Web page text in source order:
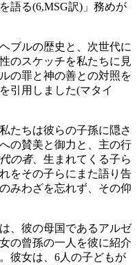
語る(6,MSG訳)」務めが
ブルの歴史と、次世代に
のスケッチを私たちに見
の罪と神の善との対照を
引用しました(マタイ
たちは彼らの子孫に隠さ
の賛美と御力と、主の行
の者、生まれてくる子ら
をその子らにまた語り告
みわざを忘れず、その仰
、彼の母国であるアルゼ
の曾孫の一人を彼に紹介
彼女は、6人の子どもが